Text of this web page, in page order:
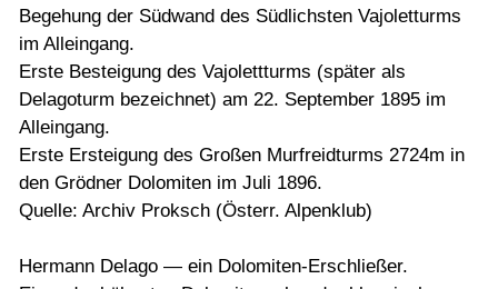
Begehung der Südwand des Südlichsten Vajoletturms
im Alleingang.
Erste Besteigung des Vajolettturms (später als
Delagoturm bezeichnet) am 22. September 1895 im
Alleingang.
Erste Ersteigung des Großen Murfreidturms 2724m in
den Grödner Dolomiten im Juli 1896.
Quelle: Archiv Proksch (Österr. Alpenklub)
Hermann Delago — ein Dolomiten-Erschließer.